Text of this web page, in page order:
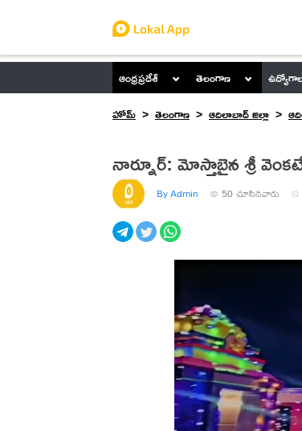
ఆంధ్రప్రదేశ్ తెలంగాణ
హోమ్
తెలంగాణ ఆదిలాబాద్ జిల్లా
నార్నూర్: మోస్తాబైన శ్రీ
By Admin 50 చూసినవారు